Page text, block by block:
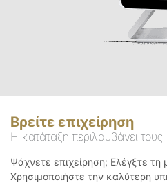
Βρείτε επιχείρηση
Η κατάταξη περιλαμβάνει
Ψάχνετε επιχείρηση; Ελέγξτε
Χρησιμοποιήστε την καλύτερη